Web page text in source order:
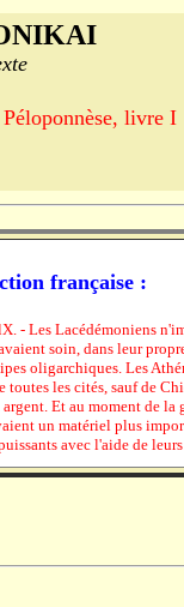
livre I
française :
- Les Lacédémoniens
soin, dans leur
oligarchiques. Les
toutes les cités, sauf de
Et au moment de la
un matériel plus
avec l'aide de